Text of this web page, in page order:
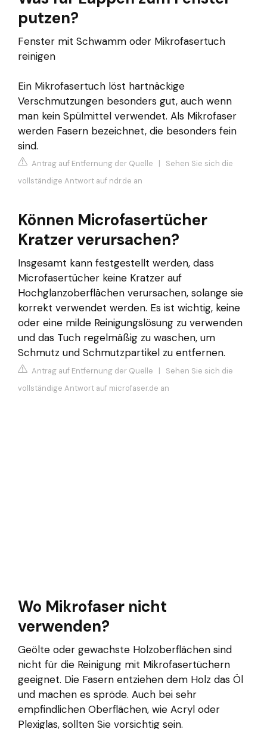
putzen?
Fenster mit Schwamm oder Mikrofasertuch
reinigen
Ein Mikrofasertuch löst hartnäckige
Verschmutzungen besonders gut, auch wenn
man kein Spülmittel verwendet. Als Mikrofaser
werden Fasern bezeichnet, die besonders fein
sind.
Antrag auf Entfernung der Quelle | Sehen Sie sich die
vollständige Antwort auf ndr.de an
Können Microfasertücher
Kratzer verursachen?
Insgesamt kann festgestellt werden, dass
Microfasertücher keine Kratzer auf
Hochglanzoberflächen verursachen, solange sie
korrekt verwendet werden. Es ist wichtig, keine
oder eine milde Reinigungslösung zu verwenden
und das Tuch regelmäßig zu waschen, um
Schmutz und Schmutzpartikel zu entfernen.
Antrag auf Entfernung der Quelle | Sehen Sie sich die
vollständige Antwort auf microfaser.de an
Wo Mikrofaser nicht
verwenden?
Geölte oder gewachste Holzoberflächen sind
nicht für die Reinigung mit Mikrofasertüchern
geeignet. Die Fasern entziehen dem Holz das Öl
und machen es spröde. Auch bei sehr
empfindlichen Oberflächen, wie Acryl oder
Plexiglas, sollten Sie vorsichtig sein.